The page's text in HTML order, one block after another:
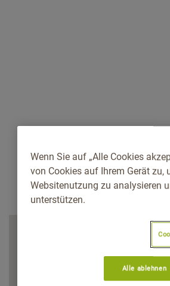
Wenn Sie auf „Alle Cookies
von Cookies auf Ihrem Gerät zu,
Websitenutzung zu analysieren
unterstützen.
Alle ablehnen